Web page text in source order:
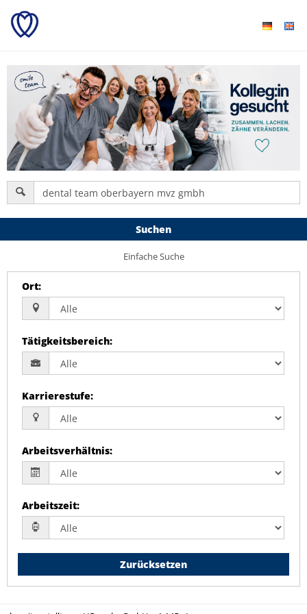
Suchen
Einfache Suche
Ort:
Tätigkeitsbereich:
Karrierestufe:
Arbeitsverhältnis:
Arbeitszeit:
Zurücksetzen